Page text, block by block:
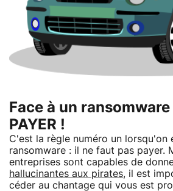
Face à un ransomware
PAYER !
C'est la règle numéro un lorsqu'on
ransomware : il ne faut pas payer.
entreprises sont capables de
hallucinantes aux pirates, il est
céder au chantage qui vous est